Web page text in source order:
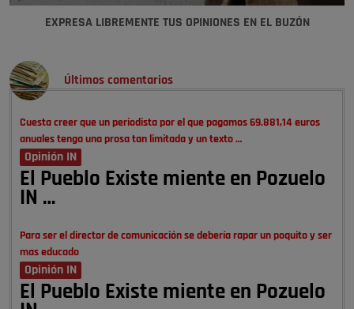
EXPRESA LIBREMENTE TUS OPINIONES EN EL BUZÓN
Últimos comentarios
Cuesta creer que un periodista por el que pagamos 69.881,14 euros
anuales tenga una prosa tan limitada y un texto …
Opinión IN
El Pueblo Existe miente en Pozuelo
IN …
Para ser el director de comunicación se debería rapar un poquito y ser
mas educado
Opinión IN
El Pueblo Existe miente en Pozuelo